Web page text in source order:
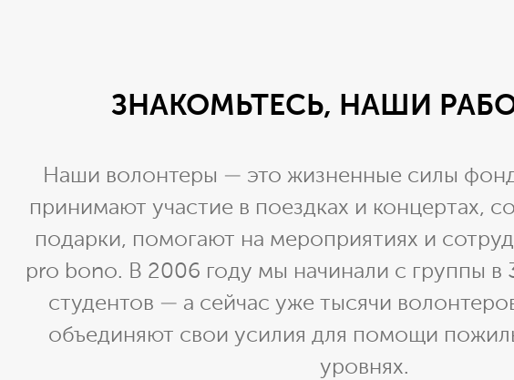
ЗНАКОМЬТЕСЬ, НАШИ
Наши волонтеры — это жизненные силы
принимают участие в поездках и концертах,
подарки, помогают на мероприятиях и
pro bono. В 2006 году мы начинали с группы в
студентов — а сейчас уже тысячи
объединяют свои усилия для помощи
уровнях.